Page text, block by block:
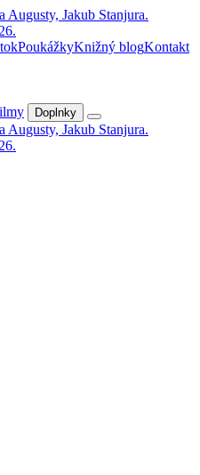
PoukážkyKnižný blogKontakt
Doplnky